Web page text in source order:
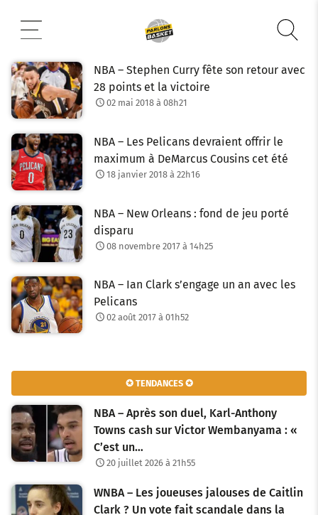
contenu
NBA – Stephen Curry fête son retour avec
28 points et la victoire
02 mai 2018 à 08h21
NBA – Les Pelicans devraient offrir le
maximum à DeMarcus Cousins cet été
18 janvier 2018 à 22h16
NBA – New Orleans : fond de jeu porté
disparu
08 novembre 2017 à 14h25
NBA – Ian Clark s’engage un an avec les
Pelicans
02 août 2017 à 01h52
✪ TENDANCES ✪
NBA – Après son duel, Karl-Anthony
Towns cash sur Victor Wembanyama : «
C’est un…
20 juillet 2026 à 21h55
WNBA – Les joueuses jalouses de Caitlin
Clark ? Un vote fait scandale dans la